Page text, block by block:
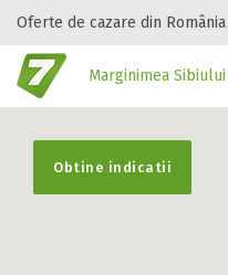
Oferte de cazare din România
Marginimea
Obtine indicatii